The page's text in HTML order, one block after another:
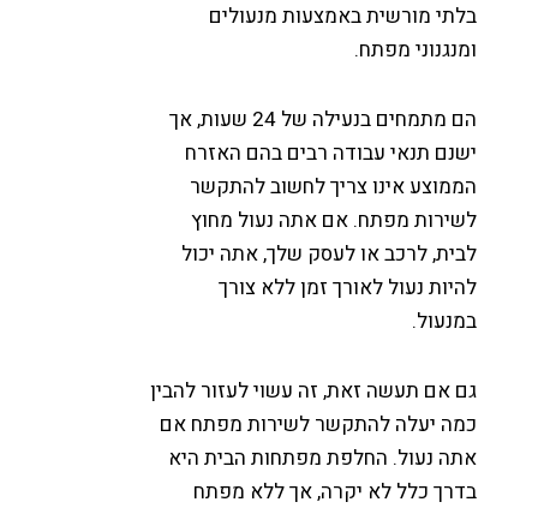
מורשית באמצעות מנעולים
מפתח.
הם מתמחים בנעילה של 24 שעות, אך
תנאי עבודה רבים בהם האזרח
אינו צריך לחשוב להתקשר
מפתח. אם אתה נעול מחוץ
לרכב או לעסק שלך, אתה יכול
נעול לאורך זמן ללא צורך
אם תעשה זאת, זה עשוי לעזור להבין
יעלה להתקשר לשירות מפתח אם
נעול. החלפת מפתחות הבית היא
כלל לא יקרה, אך ללא מפתח